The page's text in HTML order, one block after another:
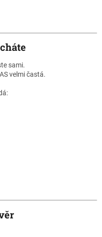
sami.
velmi častá.